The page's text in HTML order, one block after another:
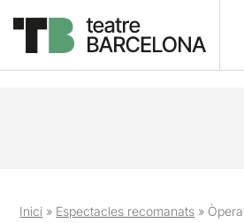
Inici » Espectacles recomanats »